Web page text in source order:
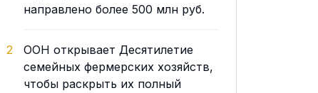
направлено более 500 млн руб.
2
ООН открывает Десятилетие
семейных фермерских хозяйств,
чтобы раскрыть их полный